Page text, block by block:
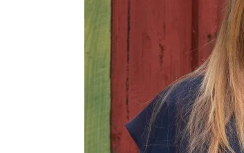
“Das Seminar „Work-Life-
wo sie momentan stehen
Werte und Ziele. Danke
“Wer bereit ist sich selbst
Denkansätze an die Hand
Wertschätzung zu jeglichen
selten erlebt und bei mir
Isa ist eine sehr
intensiven Tage an einem